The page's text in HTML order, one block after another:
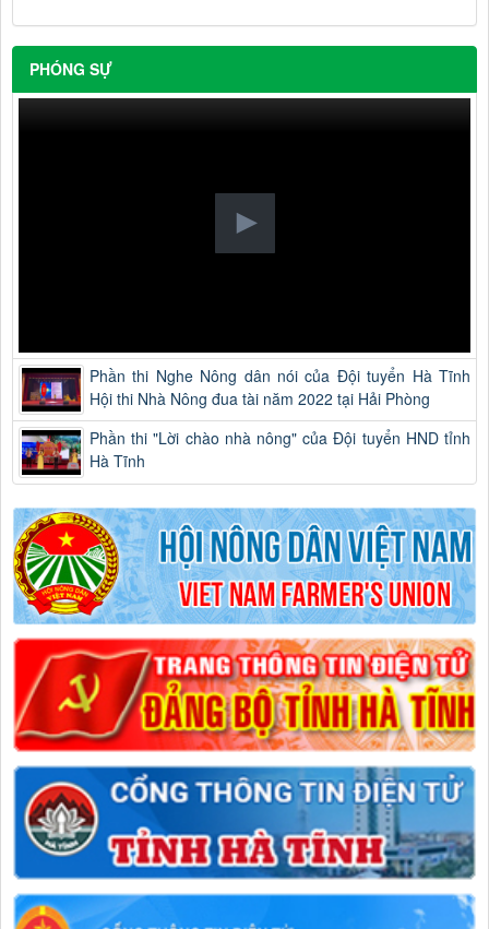
PHÓNG SỰ
Phần thi Nghe Nông dân nói của Đội tuyển Hà Tĩnh
Hội thi Nhà Nông đua tài năm 2022 tại Hải Phòng
Phần thi "Lời chào nhà nông" của Đội tuyển HND tỉnh
Hà Tĩnh